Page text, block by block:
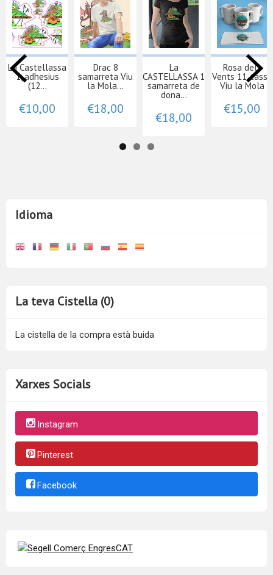
Idioma
La teva Cistella (0)
La cistella de la compra està buida
Xarxes Socials
Instagram
Pinterest
Facebook
La Castellassa
1, adhesius
(12...
€10,00
Drac 8
samarreta Viu
la Mola...
€18,00
La
CASTELLASSA 1
samarreta de
dona...
€18,00
Rosa dels
Vents 11, tassa
Viu la Mola
€15,00